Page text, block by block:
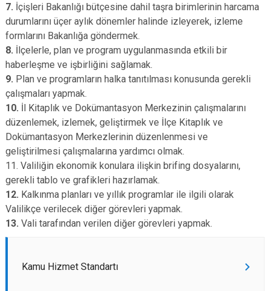
7. İçişleri Bakanlığı bütçesine dahil taşra birimlerinin harcama
durumlarını üçer aylık dönemler halinde izleyerek, izleme
formlarını Bakanlığa göndermek.
8. İlçelerle, plan ve program uygulanmasında etkili bir
haberleşme ve işbirliğini sağlamak.
9. Plan ve programların halka tanıtılması konusunda gerekli
çalışmaları yapmak.
10. İl Kitaplık ve Dokümantasyon Merkezinin çalışmalarını
düzenlemek, izlemek, geliştirmek ve İlçe Kitaplık ve
Dokümantasyon Merkezlerinin düzenlenmesi ve
geliştirilmesi çalışmalarına yardımcı olmak.
11. Valiliğin ekonomik konulara ilişkin brifing dosyalarını,
gerekli tablo ve grafikleri hazırlamak.
12. Kalkınma planları ve yıllık programlar ile ilgili olarak
Valilikçe verilecek diğer görevleri yapmak.
13. Vali tarafından verilen diğer görevleri yapmak.
Kamu Hizmet Standartı